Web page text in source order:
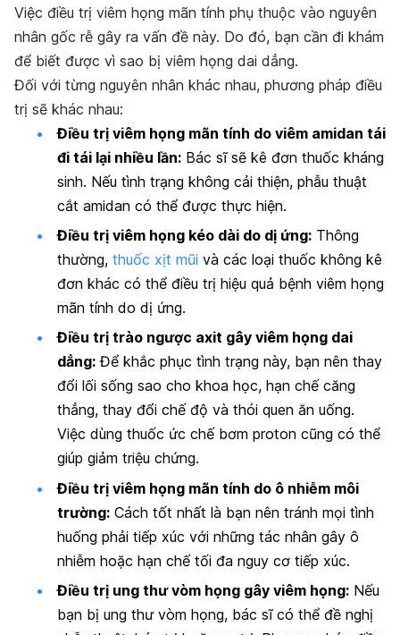
Việc điều trị viêm họng mãn tính phụ thuộc vào nguyên
nhân gốc rễ gây ra vấn đề này. Do đó, bạn cần đi khám
để biết được vì sao bị viêm họng dai dẳng.
Đối với từng nguyên nhân khác nhau, phương pháp điều
trị sẽ khác nhau:
Điều trị viêm họng mãn tính do viêm amidan tái
đi tái lại nhiều lần: Bác sĩ sẽ kê đơn thuốc kháng
sinh. Nếu tình trạng không cải thiện, phẫu thuật
cắt amidan có thể được thực hiện.
Điều trị viêm họng kéo dài do dị ứng: Thông
thường, thuốc xịt mũi và các loại thuốc không kê
đơn khác có thể điều trị hiệu quả bệnh viêm họng
mãn tính do dị ứng.
Điều trị trào ngược axit gây viêm họng dai
dẳng: Để khắc phục tình trạng này, bạn nên thay
đổi lối sống sao cho khoa học, hạn chế căng
thẳng, thay đổi chế độ và thói quen ăn uống.
Việc dùng thuốc ức chế bơm proton cũng có thể
giúp giảm triệu chứng.
Điều trị viêm họng mãn tính do ô nhiễm môi
trường: Cách tốt nhất là bạn nên tránh mọi tình
huống phải tiếp xúc với những tác nhân gây ô
nhiễm hoặc hạn chế tối đa nguy cơ tiếp xúc.
Điều trị ung thư vòm họng gây viêm họng: Nếu
bạn bị ung thư vòm họng, bác sĩ có thể đề nghị